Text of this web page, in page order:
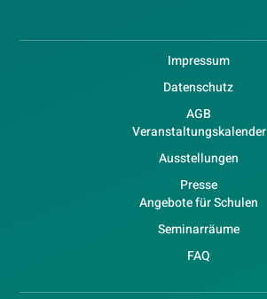
Impressum
Datenschutz
AGB
Veranstaltungskalender
Ausstellungen
Presse
Angebote für Schulen
Seminarräume
FAQ